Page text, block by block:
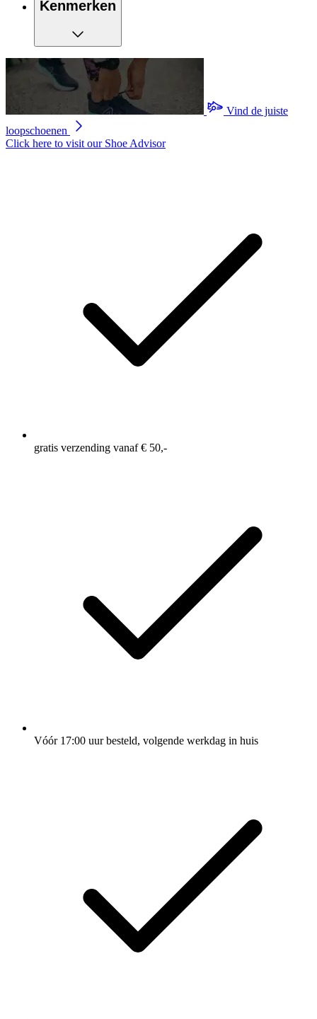
Kenmerken
Vind de juiste
loopschoenen
Click here to visit our Shoe Advisor
gratis verzending vanaf € 50,-
Vóór 17:00 uur besteld, volgende werkdag in huis